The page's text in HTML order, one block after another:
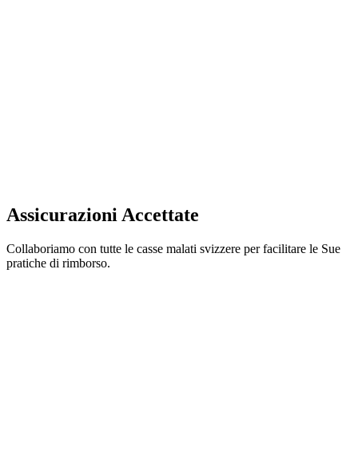
Assicurazioni Accettate
Collaboriamo con tutte le casse malati svizzere per facilitare le Sue
pratiche di rimborso.